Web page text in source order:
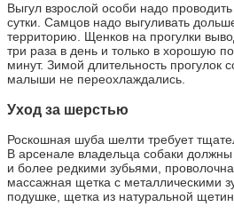
Выгул взрослой особи надо
сутки. Самцов надо выгуливать
территорию. Щенков на прогулки
три раза в день и только в хорошую
минут. Зимой длительность прогулок
малыши не переохлаждались.
Уход за шерстью
Роскошная шуба шелти требует
В арсенале владельца собаки
и более редкими зубьями,
массажная щетка с металлическими
подушке, щетка из натуральной